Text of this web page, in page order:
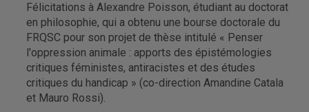
Félicitations à Alexandre Poisson, étudiant au doctorat
en philosophie, qui a obtenu une bourse doctorale du
FRQSC pour son projet de thèse intitulé « Penser
l'oppression animale : apports des épistémologies
critiques féministes, antiracistes et des études
critiques du handicap » (co-direction Amandine Catala
et Mauro Rossi).